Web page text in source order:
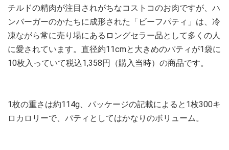
チルドの精肉が注目されがちなコストコのお肉ですが、ハ
ンバーガーのかたちに成形された「ビーフパティ」は、冷
凍ながら常に売り場にあるロングセラー品として多くの人
に愛されています。直径約11cmと大きめのパティが1袋に
10枚入っていて税込1,358円（購入当時）の商品です。
1枚の重さは約114g、パッケージの記載によると1枚300キ
ロカロリーで、パティとしてはかなりのボリューム。